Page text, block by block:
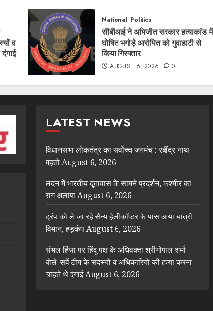
व
National Politics
सीबीआई ने अभिजीत सरकार हत्याकांड में
घोषित भगोड़े आरोपित को गुवाहाटी से
किया गिरफ्तार
AUGUST 6, 2026 0
LATEST NEWS
विधानसभा लोकतंत्र का सर्वोच्च जनमंच : रबींद्र नाथ
महतोAugust 6, 2026
लंदन में भारतीय दूतावास के सामने प्रदर्शन, कश्मीर का
राग अलापाAugust 6, 2026
ट्रंप को ले जा रहे सैन्य हेलीकॉप्टर के पास आया यात्री
विमान, हड़कंपAugust 6, 2026
संभल हिंसा पर हिंदू पक्ष के अधिवक्ता श्रीगोपाल शर्मा
बाेले-सर्वे टीम के सदस्यों व अधिकारियों की हत्या करना
चाहते थे दंगाईAugust 6, 2026